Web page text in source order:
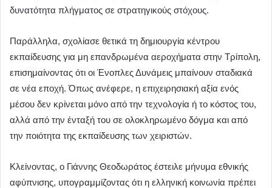
δυνατότητα πλήγματος σε στρατηγικούς στόχους.
Παράλληλα, σχολίασε θετικά τη δημιουργία κέντρου
εκπαίδευσης για μη επανδρωμένα αεροχήματα στην Τρίπολη,
επισημαίνοντας ότι οι Ένοπλες Δυνάμεις μπαίνουν σταδιακά
σε νέα εποχή. Όπως ανέφερε, η επιχειρησιακή αξία ενός
μέσου δεν κρίνεται μόνο από την τεχνολογία ή το κόστος του,
αλλά από την ένταξή του σε ολοκληρωμένο δόγμα και από
την ποιότητα της εκπαίδευσης των χειριστών.
Κλείνοντας, ο Γιάννης Θεοδωράτος έστειλε μήνυμα εθνικής
αφύπνισης, υπογραμμίζοντας ότι η ελληνική κοινωνία πρέπει